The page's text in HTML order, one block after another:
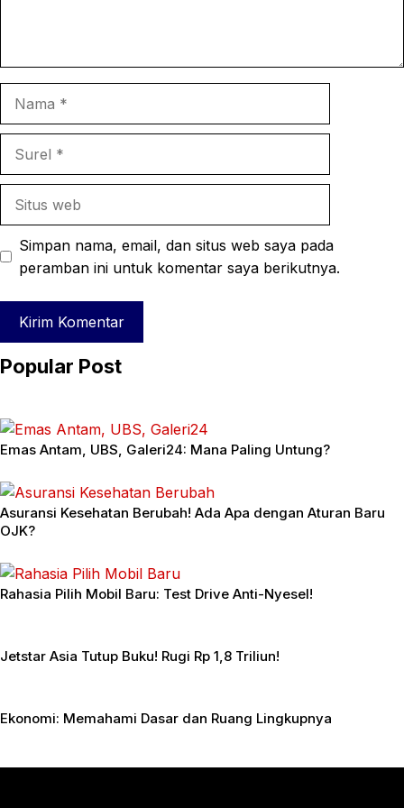
web
Simpan nama, email, dan situs web saya pada
peramban ini untuk komentar saya berikutnya.
Popular Post
Emas Antam, UBS, Galeri24: Mana Paling Untung?
Asuransi Kesehatan Berubah! Ada Apa dengan Aturan Baru
OJK?
Rahasia Pilih Mobil Baru: Test Drive Anti-Nyesel!
Jetstar Asia Tutup Buku! Rugi Rp 1,8 Triliun!
Ekonomi: Memahami Dasar dan Ruang Lingkupnya